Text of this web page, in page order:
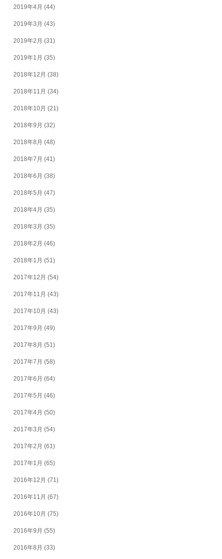
2019年4月 (44)
2019年3月 (43)
2019年2月 (31)
2019年1月 (35)
2018年12月 (38)
2018年11月 (34)
2018年10月 (21)
2018年9月 (32)
2018年8月 (48)
2018年7月 (41)
2018年6月 (38)
2018年5月 (47)
2018年4月 (35)
2018年3月 (35)
2018年2月 (46)
2018年1月 (51)
2017年12月 (54)
2017年11月 (43)
2017年10月 (43)
2017年9月 (49)
2017年8月 (51)
2017年7月 (58)
2017年6月 (64)
2017年5月 (46)
2017年4月 (50)
2017年3月 (54)
2017年2月 (61)
2017年1月 (65)
2016年12月 (71)
2016年11月 (67)
2016年10月 (75)
2016年9月 (55)
2016年8月 (33)